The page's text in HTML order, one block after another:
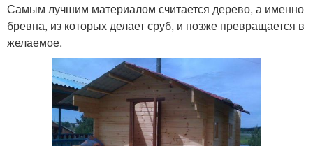
Самым лучшим материалом считается дерево, а именно
бревна, из которых делает сруб, и позже превращается в
желаемое.